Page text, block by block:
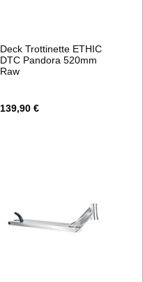
Deck Trottinette ETHIC
DTC Pandora 520mm
Raw
139,90 €